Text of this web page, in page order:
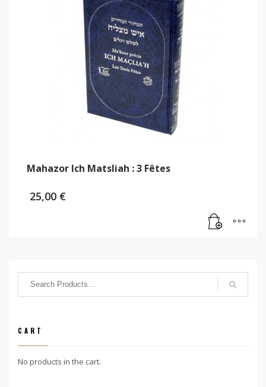
Mahazor Ich Matsliah : 3 Fêtes
25,00 €
CART
No products in the cart.